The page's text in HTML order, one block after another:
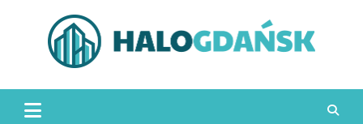
HaloGdańsk.pl